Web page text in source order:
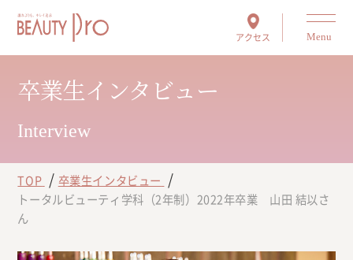
アクセス Menu
卒業生インタビュー
Interview
TOP
卒業生インタビュー
トータルビューティ学科（2年制）2022年卒業 山田 結以さ
ん